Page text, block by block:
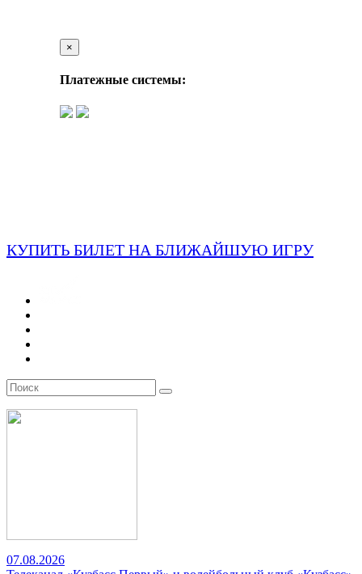
×
Платежные системы:
КУПИТЬ БИЛЕТ НА БЛИЖАЙШУЮ ИГРУ
07.08.2026